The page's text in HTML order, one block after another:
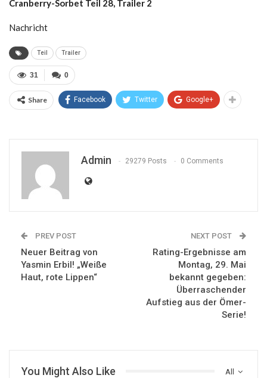
Cranberry-Sorbet Teil 28, Trailer 2
Nachricht
Teil Trailer
0
31
Share Facebook Twitter Google+
Admin 29279 Posts 0 Comments
PREV POST
Neuer Beitrag von
Yasmin Erbil! „Weiße
Haut, rote Lippen“
NEXT POST
Rating-Ergebnisse am
Montag, 29. Mai
bekannt gegeben:
Überraschender
Aufstieg aus der Ömer-
Serie!
All
You Might Also Like